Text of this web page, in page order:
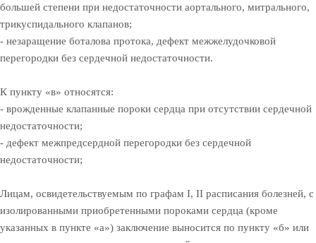
большей степени при недостаточности аортального, митрального,
трикуспидального клапанов;
- незаращение боталова протока, дефект межжелудочковой
перегородки без сердечной недостаточности.
К пункту «в» относятся:
- врожденные клапанные пороки сердца при отсутствии сердечной
недостаточности;
- дефект межпредсердной перегородки без сердечной
недостаточности;
Лицам, освидетельствуемым по графам I, II расписания болезней, с
изолированными приобретенными пороками сердца (кроме
указанных в пункте «а») заключение выносится по пункту «б» или